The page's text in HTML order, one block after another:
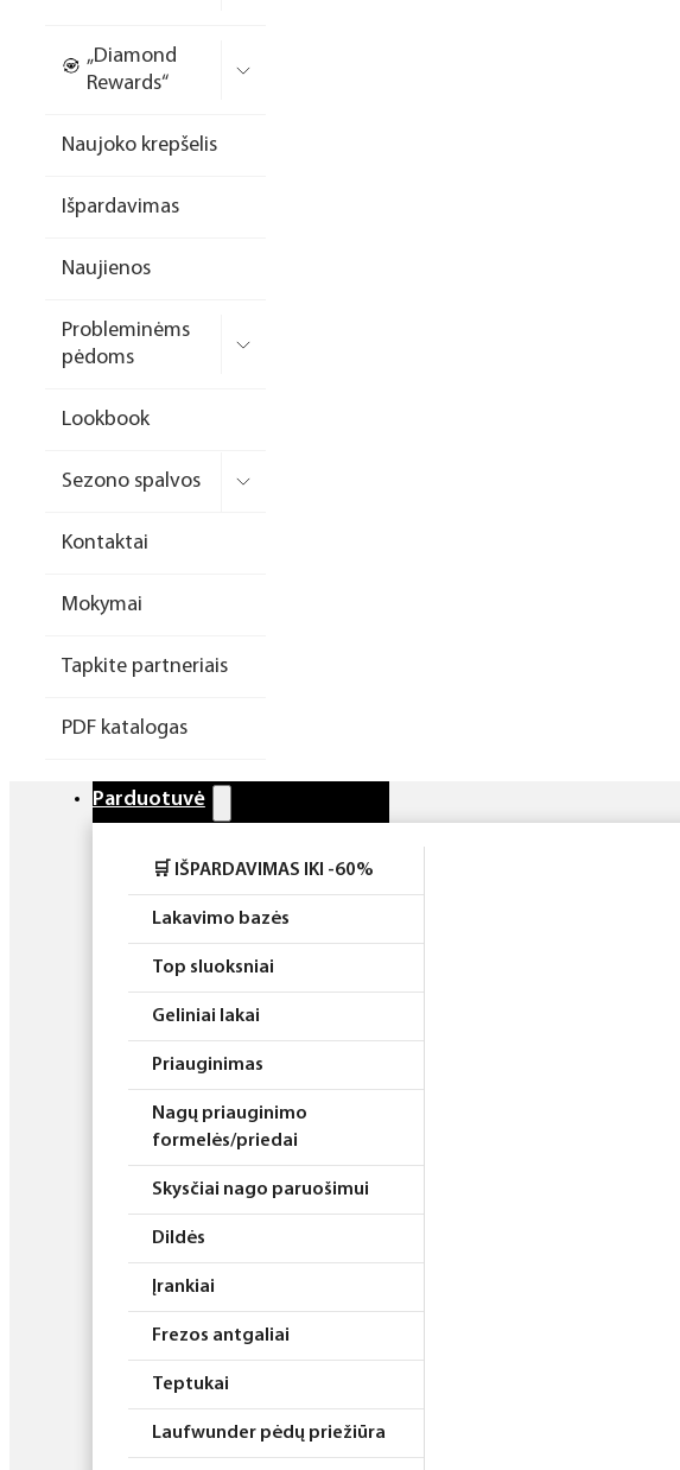
formelės/priedai
Dildės
Įrankiai
Laufwunder pėdų priežiūra
priemonės
Rinkiniai
„Diamond
Rewards“
Naujoko krepšelis
Išpardavimas
Naujienos
Probleminėms
pėdoms
Lookbook
Sezono spalvos
Kontaktai
Mokymai
Tapkite partneriais
PDF katalogas
Parduotuvė
🛒 IŠPARDAVIMAS IKI -60%
Lakavimo bazės
Top sluoksniai
Geliniai lakai
Priauginimas
Nagų priauginimo
formelės/priedai
Skysčiai nago paruošimui
Dildės
Įrankiai
Frezos antgaliai
Teptukai
Laufwunder pėdų priežiūra